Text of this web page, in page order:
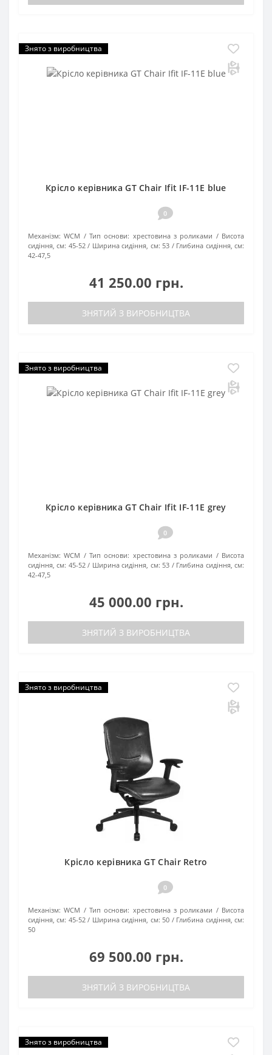
Знято з виробництва
Крісло керівника GT Chair Ifit IF-11E blue
0
Механізм: WCM Тип основи: хрестовина з роликами
Висота
сидіння, см: 45-52 Ширина сидіння, см: 53
Глибина сидіння, см:
42-47,5
41 250.00 грн.
ЗНЯТИЙ З ВИРОБНИЦТВА
Знято з виробництва
Крісло керівника GT Chair Ifit IF-11E grey
0
Механізм: WCM Тип основи: хрестовина з роликами
Висота
сидіння, см: 45-52 Ширина сидіння, см: 53
Глибина сидіння, см:
42-47,5
45 000.00 грн.
ЗНЯТИЙ З ВИРОБНИЦТВА
Знято з виробництва
Крісло керівника GT Chair Retro
0
Механізм: WCM Тип основи: хрестовина з роликами
Висота
сидіння, см: 45-52 Ширина сидіння, см: 50
Глибина сидіння, см:
50
69 500.00 грн.
ЗНЯТИЙ З ВИРОБНИЦТВА
Знято з виробництва